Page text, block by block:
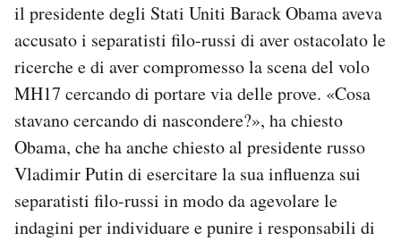
il presidente degli Stati Uniti Barack Obama aveva
accusato i separatisti filo-russi di aver ostacolato le
ricerche e di aver compromesso la scena del volo
MH17 cercando di portare via delle prove. «Cosa
stavano cercando di nascondere?», ha chiesto
Obama, che ha anche chiesto al presidente russo
Vladimir Putin di esercitare la sua influenza sui
separatisti filo-russi in modo da agevolare le
indagini per individuare e punire i responsabili di